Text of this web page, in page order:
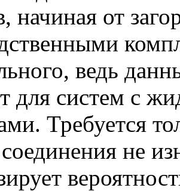
начиная от
ведь
для систем с
Требуется
не